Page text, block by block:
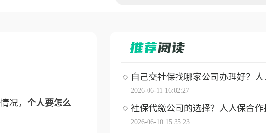
况，个人要怎么
自己交社保找哪家公司办理好？人
2026-06-11 16:02:27
社保代缴公司的选择？人人保合作
2026-06-10 15:35:23